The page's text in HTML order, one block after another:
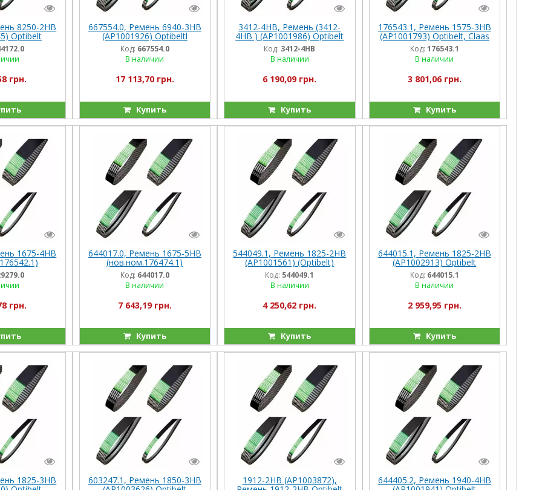
8250-2HB
Optibelt
360,
450
грн.
667554.0, Ремень 6940-3HB
(AP1001926) Optibeltl
(Германия) Lex480
Код: 667554.0
В наличии
17 113,70 грн.
Купить
3412-4НВ, Ремень (3412-
4HB ) (AP1001986) Optibelt
(Германия) Вектор
Код: 3412-4НВ
В наличии
6 190,09 грн.
Купить
176543.1, Ремень 1575-3HB
(AP1001793) Optibelt, Claas
Jag.690/685/695/685SL,
Dom.98/96
Код: 176543.1
В наличии
3 801,06 грн.
Купить
1675-4HB
Optibelt
106
грн.
644017.0, Ремень 1675-5HB
(нов.ном.176474.1)
(AP1001236) Optibelt
(Германия), Com116/228
Код: 644017.0
В наличии
7 643,19 грн.
Купить
544049.1, Ремень 1825-2HB
(AP1001561) (Optibelt)
M208/218/360, Tuc340-450
Код: 544049.1
В наличии
4 250,62 грн.
Купить
644015.1, Ремень 1825-2HB
(AP1002913) Optibelt
(Германия), Com116/228
Код: 644015.1
В наличии
2 959,95 грн.
Купить
1825-3HB 603247.1, Ремень 1850-3HB 1912-2НВ (AP1003872), 644405.2, Ремень 1940-4HB